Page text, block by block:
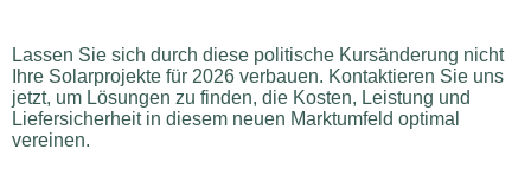
Lassen Sie sich durch diese politische Kursänderung nicht
Ihre Solarprojekte für 2026 verbauen. Kontaktieren Sie uns
jetzt, um Lösungen zu finden, die Kosten, Leistung und
Liefersicherheit in diesem neuen Marktumfeld optimal
vereinen.